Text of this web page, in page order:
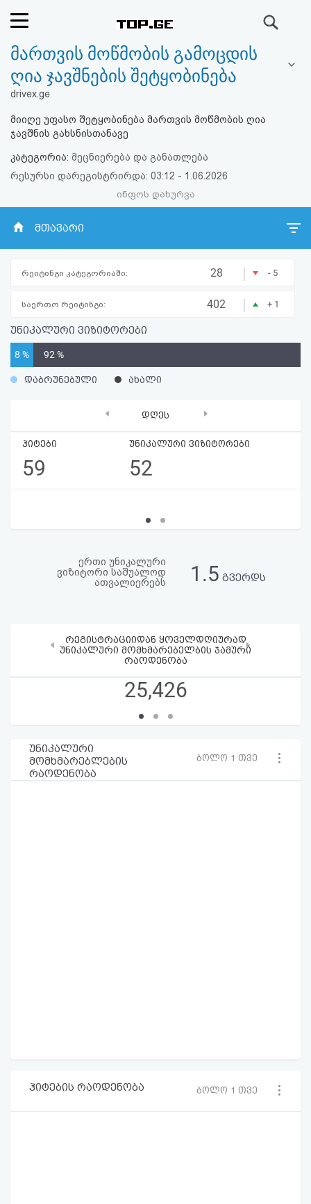
რეიტინგი
(მთავარი)
ფოსტა
კითხვა-
პასუხი
ავტორიზაცია
HTML
კოდი
შეთანხმება
და
მართვის მოწმობის გამოცდის
ღია ჯავშნების შეტყობინება
drivex.ge
მიიღე უფასო შეტყობინება მართვის მოწმობის ღია
ჯავშნის გახსნისთანავე
კატეგორია: მეცნიერება და განათლება
რესურსი დარეგისტრირდა: 03:12 - 1.06.2026
ინფოს დახურვა
მთავარი
რეიტინგი კატეგორიაში: 28 | - 5
საერთო რეიტინგი: 402 | + 1
უნიკალური ვიზიტორები
8 % 92 %
დაბრუნებული ახალი
დღეს
ჰიტები
59
უნიკალური ვიზიტორები
52
‹ ›
ერთი უნიკალური
ვიზიტორი საშუალოდ
ათვალიერებს
1.5 გვერდს
რეგისტრაციიდან ყოველდღიურად
უნიკალური მომხმარებელბის ჯამური
რაოდენობა
25,426
‹ ›
უნიკალური
მომხმარებლების
რაოდენობა
ბოლო 1 თვე
ჰიტების რაოდენობა ბოლო 1 თვე